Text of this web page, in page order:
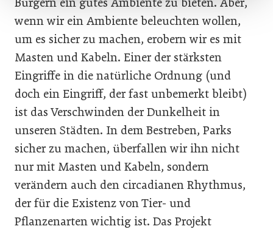
wenn wir ein Ambiente beleuchten wollen,
um es sicher zu machen, erobern wir es mit
Masten und Kabeln. Einer der stärksten
Eingriffe in die natürliche Ordnung (und
doch ein Eingriff, der fast unbemerkt bleibt)
ist das Verschwinden der Dunkelheit in
unseren Städten. In dem Bestreben, Parks
sicher zu machen, überfallen wir ihn nicht
nur mit Masten und Kabeln, sondern
verändern auch den circadianen Rhythmus,
der für die Existenz von Tier- und
Pflanzenarten wichtig ist. Das Projekt